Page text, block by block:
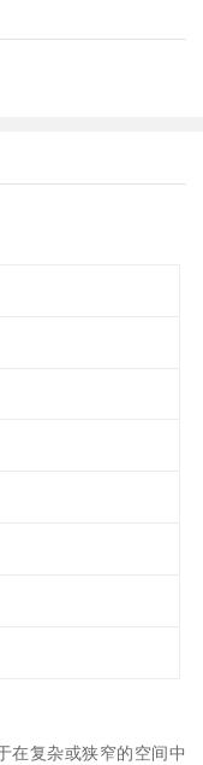
在复杂或狭窄的空间中